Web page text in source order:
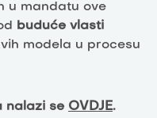
u mandatu ove
buduće vlasti
modela u procesu
nalazi se OVDJE.